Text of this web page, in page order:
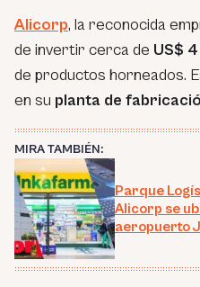
Alicorp, la reconocida
de invertir cerca de US$
de productos horneados.
en su planta de
MIRA TAMBIÉN:
Parque
Alicorp se
aeropuerto